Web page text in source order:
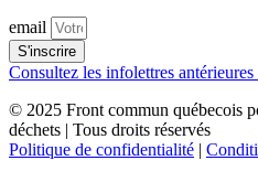
email
S'inscrire
Consultez les infolettres
© 2025 Front commun québecois
déchets | Tous droits réservés
Politique de confidentialité |